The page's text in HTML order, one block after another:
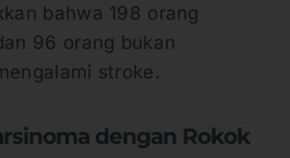
bahwa 198 orang
96 orang bukan
stroke.
dengan Rokok